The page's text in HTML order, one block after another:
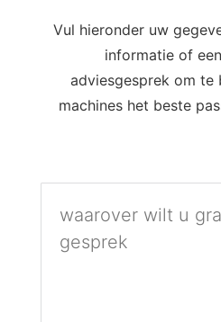
Vul hieronder uw
informatie of
adviesgesprek om te
machines het beste